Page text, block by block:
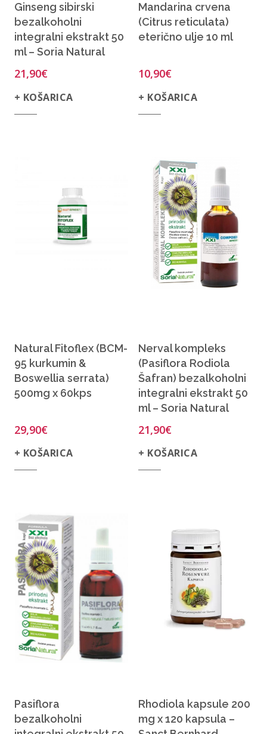
Ginseng sibirski
bezalkoholni
integralni ekstrakt 50
ml – Soria Natural
21,90€
+ KOŠARICA
Mandarina crvena
(Citrus reticulata)
eterično ulje 10 ml
10,90€
+ KOŠARICA
Natural Fitoflex (BCM-
95 kurkumin &
Boswellia serrata)
500mg x 60kps
29,90€
+ KOŠARICA
Nerval kompleks
(Pasiflora Rodiola
Šafran) bezalkoholni
integralni ekstrakt 50
ml – Soria Natural
21,90€
+ KOŠARICA
Pasiflora
bezalkoholni
Rhodiola kapsule 200
mg x 120 kapsula –